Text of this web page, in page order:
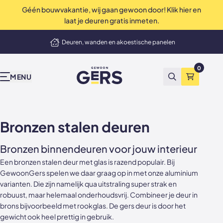
Géén bouwvakantie, wij gaan gewoon door! Klik hier en
laat je deuren gratis inmeten.
Perfecte service tot in de puntjes
Deuren, wanden en akoestische panelen
Niet tevreden? Geld terug
MENU
GewoonGers
Zoeken
0
Onze producten
Schuifdeuren
Deur- wand combinaties
Wanden
Inspiratie & advies
Stalen deuren
Stalen opdekdeuren
Stalen taatsdeuren
Bekend van tv
Wij zijn Gers
Waarom GewoonGers
Team
Vacatures
Contact
Offerte aanvragen
Showrooms
Showrooms
Showroom & fabriek Vlaardingen
Bronzen stalen deuren
Bronzen binnendeuren voor jouw interieur
Een bronzen stalen deur met glas is razend populair. Bij
GewoonGers spelen we daar graag op in met onze aluminium
varianten. Die zijn namelijk qua uitstraling super strak en
robuust, maar helemaal onderhoudsvrij. Combineer je deur in
brons bijvoorbeeld met rookglas. De gers deur is door het
gewicht ook heel prettig in gebruik.